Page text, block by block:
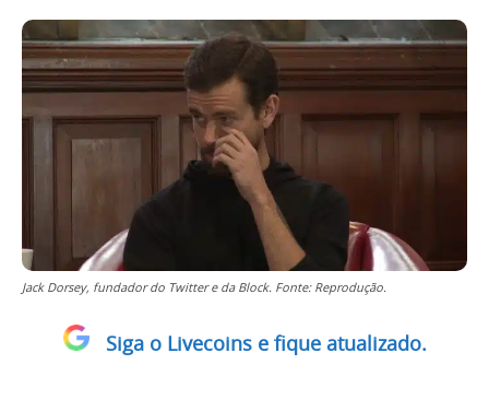
Jack Dorsey, fundador do Twitter e da Block. Fonte: Reprodução.
Siga o Livecoins e fique atualizado.